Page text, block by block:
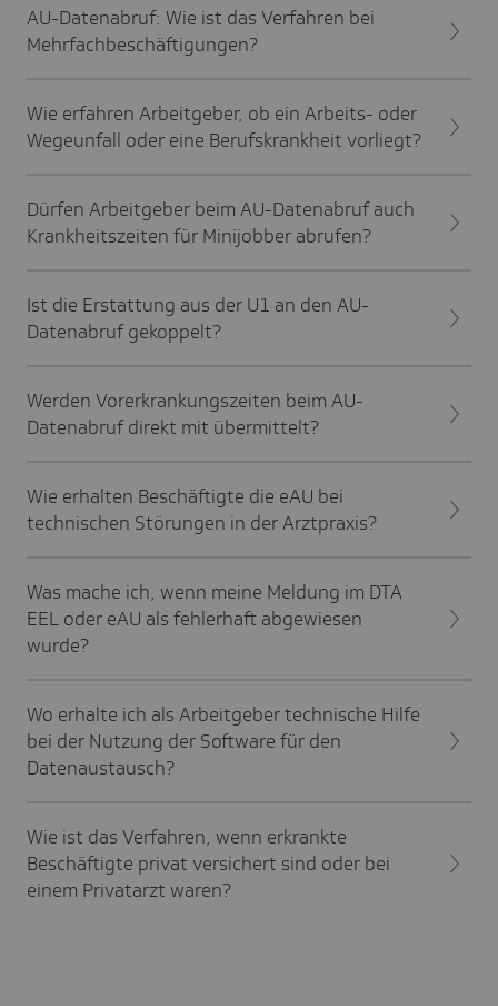
AU-Datenabruf: Wie ist das Verfahren bei
Mehrfachbeschäftigungen?
Wie erfahren Arbeitgeber, ob ein Arbeits- oder
Wegeunfall oder eine Berufskrankheit vorliegt?
Dürfen Arbeitgeber beim AU-Datenabruf auch
Krankheitszeiten für Minijobber abrufen?
Ist die Erstattung aus der U1 an den AU-
Datenabruf gekoppelt?
Werden Vorerkrankungszeiten beim AU-
Datenabruf direkt mit übermittelt?
Wie erhalten Beschäftigte die eAU bei
technischen Störungen in der Arztpraxis?
Was mache ich, wenn meine Meldung im DTA
EEL oder eAU als fehlerhaft abgewiesen
wurde?
Wo erhalte ich als Arbeitgeber technische Hilfe
bei der Nutzung der Software für den
Datenaustausch?
Wie ist das Verfahren, wenn erkrankte
Beschäftigte privat versichert sind oder bei
einem Privatarzt waren?